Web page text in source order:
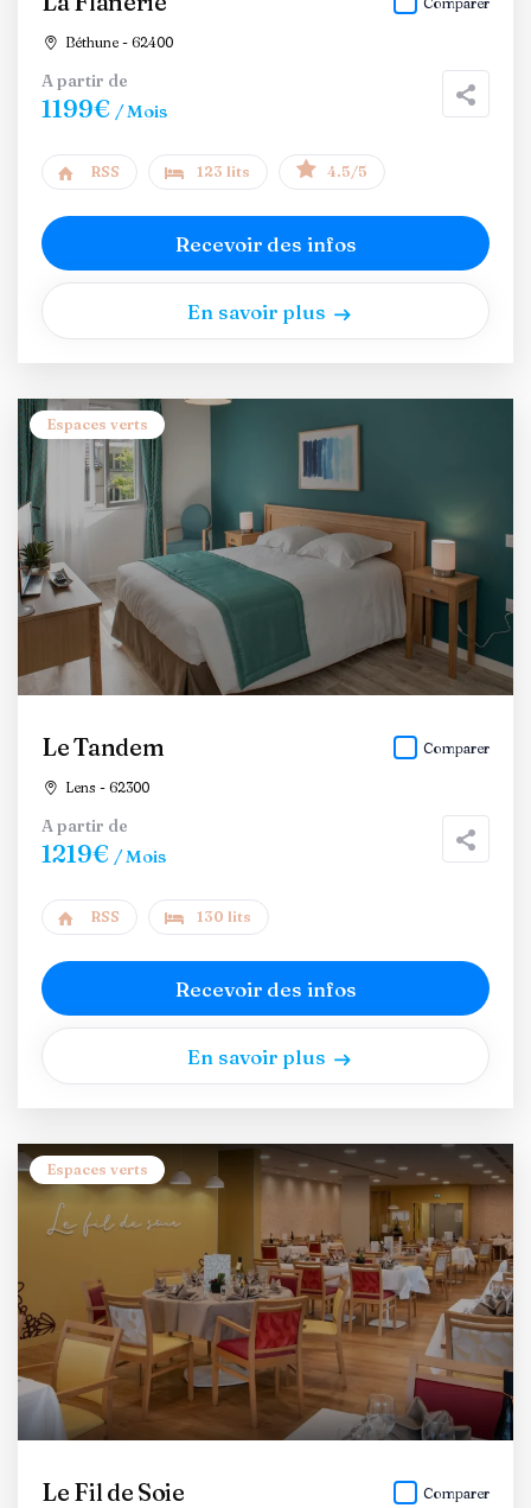
Béthune - 62400
A partir de
1199€ / Mois
RSS 123 lits 4.5/5
Recevoir des infos
En savoir plus
Espaces verts
Le Tandem
Lens - 62300
Comparer
A partir de
1219€ / Mois
RSS 130 lits
Recevoir des infos
En savoir plus
Espaces verts
Le Fil de Soie Comparer